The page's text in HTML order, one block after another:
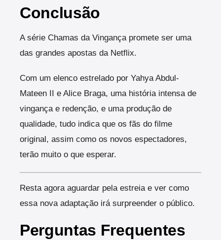
Conclusão
A série Chamas da Vingança promete ser uma
das grandes apostas da Netflix.
Com um elenco estrelado por Yahya Abdul-
Mateen II e Alice Braga, uma história intensa de
vingança e redenção, e uma produção de
qualidade, tudo indica que os fãs do filme
original, assim como os novos espectadores,
terão muito o que esperar.
Resta agora aguardar pela estreia e ver como
essa nova adaptação irá surpreender o público.
Perguntas Frequentes